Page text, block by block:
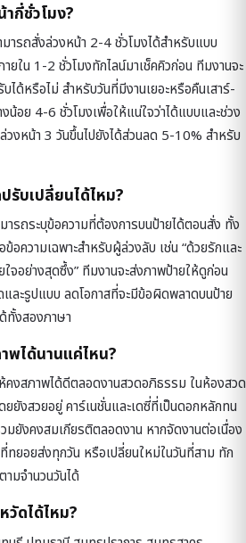
กี่ชั่วโมง?
ารถสั่งล่วงหน้า 2-4 ชั่วโมงได้สำหรับแบบ
ยใน 1-2 ชั่วโมงทักไลน์มาเช็คคิวก่อน ทีมงานจะ
ได้หรือไม่ สำหรับวันที่มีงานเยอะหรือคืนเสาร์-
น้อย 4-6 ชั่วโมงเพื่อให้แน่ใจว่าได้แบบและช่วง
วงหน้า 3 วันขึ้นไปยังได้ส่วนลด 5-10% สำหรับ
รับเปลี่ยนได้ไหม?
ารถระบุข้อความที่ต้องการบนป้ายได้ตอนสั่ง ทั้ง
ความเฉพาะสำหรับผู้ล่วงลับ เช่น “ด้วยรักและ
จอย่างสุดซึ้ง” ทีมงานจะส่งภาพป้ายให้ดูก่อน
ละรูปแบบ ลดโอกาสที่จะมีข้อผิดพลาดบนป้าย
ทั้งสองภาษา
พได้นานแค่ไหน?
คงสภาพได้ดีตลอดงานสวดอภิธรรม ในห้องสวด
ยังสวยอยู่ คาร์เนชั่นและเดซี่ที่เป็นดอกหลักทน
มยังคงสมเกียรติตลอดงาน หากจัดงานต่อเนื่อง
ทยอยส่งทุกวัน หรือเปลี่ยนใหม่ในวันที่สาม ทัก
ามจำนวนวันได้
วัดได้ไหม?